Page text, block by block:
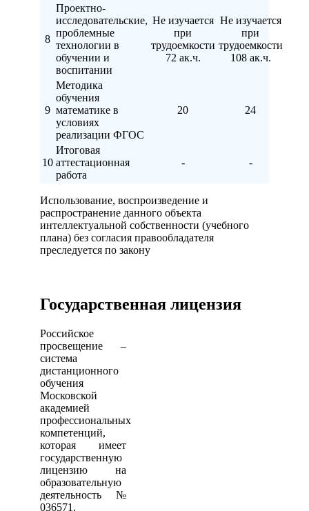
8
Проектно-
исследовательские,
проблемные
технологии в
обучении и
воспитании
Не изучается
при
трудоемкости
72 ак.ч.
Не изучается
при
трудоемкости
108 ак.ч.
9
Методика
обучения
математике в
условиях
реализации ФГОС
20 24
10
Итоговая
аттестационная
работа
- -
Использование, воспроизведение и
распространение данного объекта
интеллектуальной собственности (учебного
плана) без согласия правообладателя
преследуется по закону
Государственная лицензия
Российское
просвещение –
система
дистанционного
обучения
Московской
академией
профессиональных
компетенций,
которая имеет
государственную
лицензию на
образовательную
деятельность №
036571.